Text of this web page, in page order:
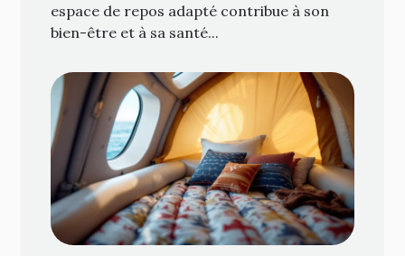
espace de repos adapté contribue à son
bien-être et à sa santé...